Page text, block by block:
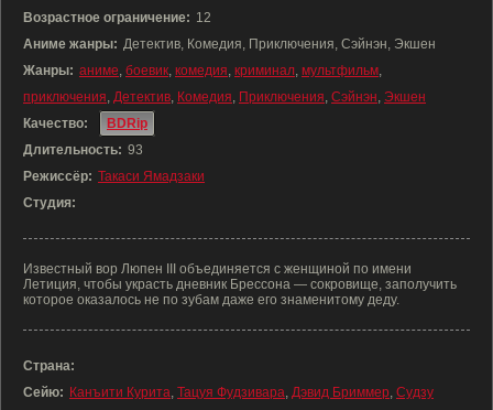
Возрастное ограничение: 12
Аниме жанры: Детектив, Комедия, Приключения, Сэйнэн, Экшен
Жанры: аниме, боевик, комедия, криминал, мультфильм,
приключения, Детектив, Комедия, Приключения, Сэйнэн, Экшен
Качество:
BDRip
Длительность: 93
Режиссёр: Такаси Ямадзаки
Студия:
Известный вор Люпен III объединяется с женщиной по имени
Летиция, чтобы украсть дневник Брессона — сокровище, заполучить
которое оказалось не по зубам даже его знаменитому деду.
Страна:
Сейю: Канъити Курита, Тацуя Фудзивара, Дэвид Бриммер, Судзу